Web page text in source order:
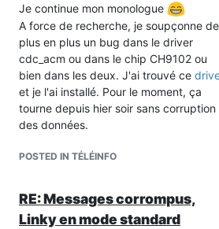
Je continue mon monologue
A force de recherche, je soupçonne de
plus en plus un bug dans le driver
cdc_acm ou dans le chip CH9102 ou
bien dans les deux. J'ai trouvé ce
et je l'ai installé. Pour le moment, ça
tourne depuis hier soir sans corruption
des données.
POSTED IN TÉLÉINFO
RE: Messages corrompus,
Linky en mode standard